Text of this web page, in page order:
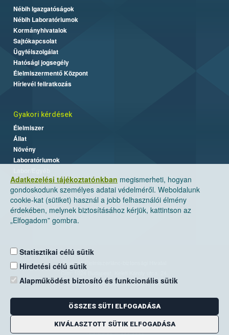
Adatkezelési tájékoztatónkban megismerheti, hogyan
gondoskodunk személyes adatai védelméről. Weboldalunk
cookie-kat (sütiket) használ a jobb felhasználói élmény
érdekében, melynek biztosításához kérjük, kattintson az
„Elfogadom” gombra.
Statisztikai célú sütik
Hirdetési célú sütik
Alapműködést biztosító és funkcionális sütik
ÖSSZES SÜTI ELFOGADÁSA
KIVÁLASZTOTT SÜTIK ELFOGADÁSA
Nébih Igazgatóságok
Nébih Laboratóriumok
Kormányhivatalok
Sajtókapcsolat
Ügyfélszolgálat
Hatósági jogsegély
Élelmiszermentő Központ
Hírlevél feliratkozás
Gyakori kérdések
Élelmiszer
Állat
Növény
Laboratóriumok
Nemzeti Élelmiszerlánc-biztonsági Hivatal
Levelezési cím: 1525 Budapest. Pf. 30.
E-mail:ugyfelszolgalat@nebih.gov.hu
Zöld szám: 06-80/263-244
Telefon: 06-1/ 336-9000